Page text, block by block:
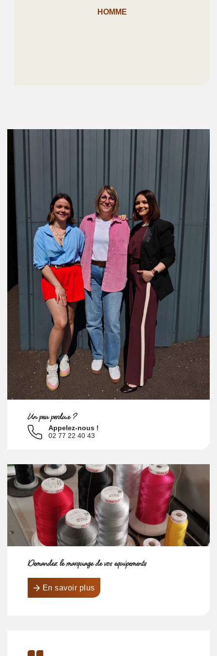
HOMME
Un peu perdu.e ?
Appelez-nous !
02 77 22 40 43
Demandez le marquage de vos équipements
En savoir plus